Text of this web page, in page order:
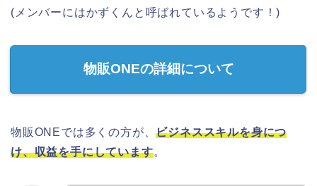
(メンバーにはかずくんと呼ばれているようです！)
物販ONEの詳細について
物販ONEでは多くの方が、ビジネススキルを身につ
け、収益を手にしています。